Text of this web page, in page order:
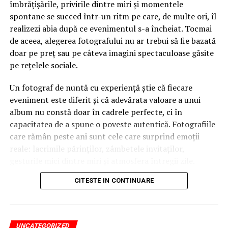
traficului, politia si echipele de securitate ale locatiei
beneficiaza de aceeasi imagine operationala, in care
activitatile de acces, fluxurile video si deplasarea
multimii pot fi gestionate in cadrul aceluiasi flux de
lucru.
numarului de alerte irelevante, permitand echipelor sa
se concentreze asupra situatiilor cu adevarat
importante, in loc sa analizeze notificari provenite din
sisteme independente. Fluxurile de lucru pot fi
configurate pentru scenarii specifice, astfel incat o
tentativa de acces neautorizat sa genereze automat o
camere, pe care operatorii le pot transmite rapid
autoritatilor competente, atunci cand este necesar.
transforma intr-un singur ecosistem, reunind datele si
îmbrățișările, privirile dintre miri și momentele
spontane se succed într-un ritm pe care, de multe ori, îl
realizezi abia după ce evenimentul s-a încheiat. Tocmai
de aceea, alegerea fotografului nu ar trebui să fie bazată
doar pe preț sau pe câteva imagini spectaculoase găsite
pe rețelele sociale.
Un fotograf de nuntă cu experiență știe că fiecare
eveniment este diferit și că adevărata valoare a unui
album nu constă doar în cadrele perfecte, ci în
capacitatea de a spune o poveste autentică. Fotografiile
care rămân peste ani sunt cele care surprind emoții
reale: lacrimile părinților, zâmbetele invitaților,
În ultimii ani, stilul documentar a devenit tot mai
abordarea documentară urmărește desfășurarea
naturală a evenimentului. Fotograful intervine cât mai
CITESTE IN CONTINUARE
UNCATEGORIZED